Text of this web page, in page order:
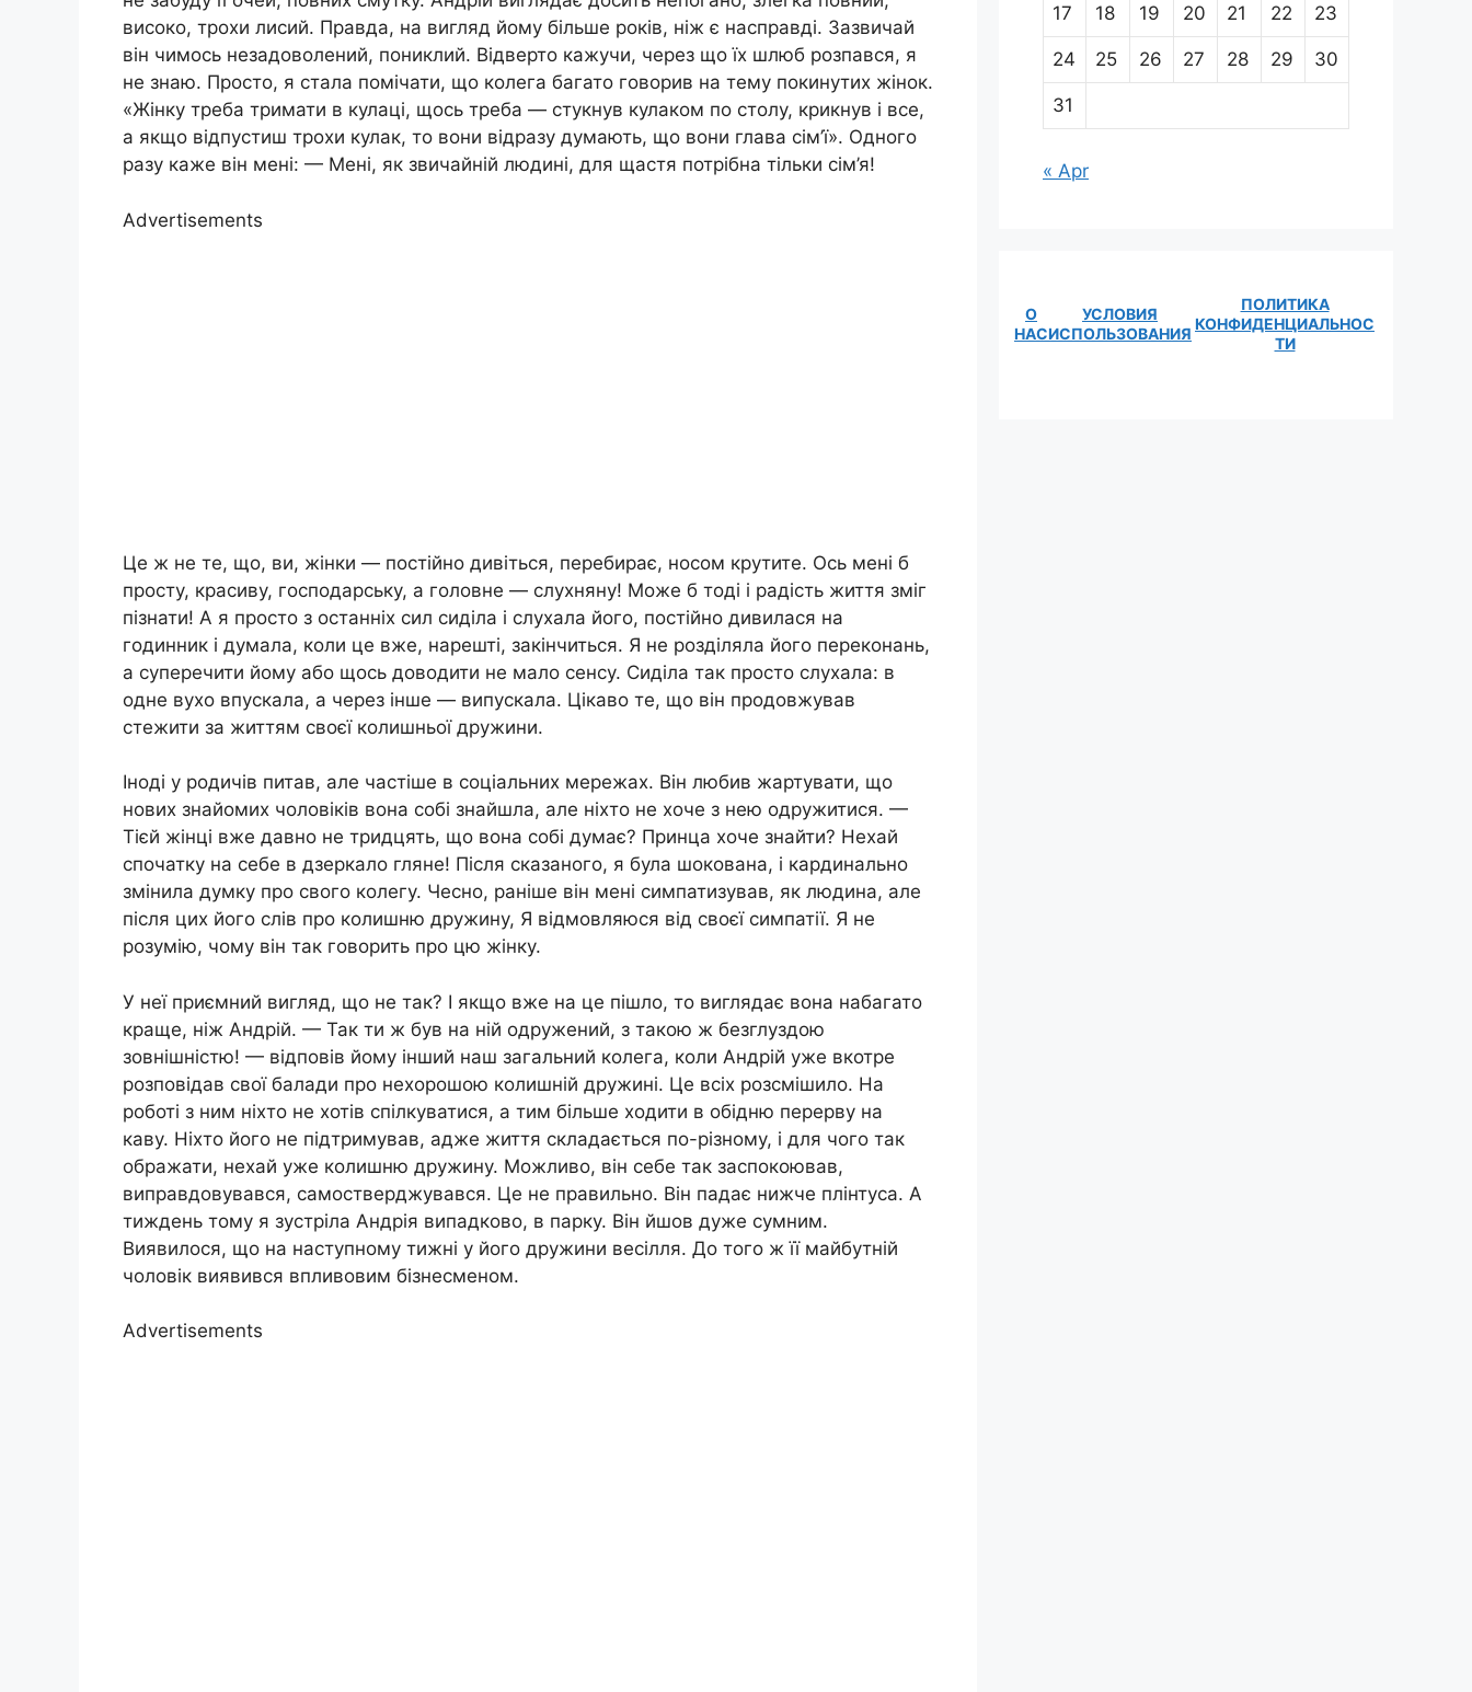
високо, трохи лисий. Правда, на вигляд йому більше років, ніж є насправді. Зазвичай
він чимось незадоволений, пониклий. Відверто кажучи, через що їх шлюб розпався, я
не знаю. Просто, я стала помічати, що колега багато говорив на тему покинутих жінок.
«Жінку треба тримати в кулаці, щось треба — стукнув кулаком по столу, крикнув і все,
а якщо відпустиш трохи кулак, то вони відразу думають, що вони глава сім’ї». Одного
разу каже він мені: — Мені, як звичайній людині, для щастя потрібна тільки сім’я!
Advertisements
Це ж не те, що, ви, жінки — постійно дивіться, перебирає, носом крутите. Ось мені б
просту, красиву, господарську, а головне — слухняну! Може б тоді і радість життя зміг
пізнати! А я просто з останніх сил сиділа і слухала його, постійно дивилася на
годинник і думала, коли це вже, нарешті, закінчиться. Я не розділяла його переконань,
а суперечити йому або щось доводити не мало сенсу. Сиділа так просто слухала: в
одне вухо впускала, а через інше — випускала. Цікаво те, що він продовжував
стежити за життям своєї колишньої дружини.
Іноді у родичів питав, але частіше в соціальних мережах. Він любив жартувати, що
нових знайомих чоловіків вона собі знайшла, але ніхто не хоче з нею одружитися. —
Тієй жінці вже давно не тридцять, що вона собі думає? Принца хоче знайти? Нехай
спочатку на себе в дзеркало гляне! Після сказаного, я була шокована, і кардинально
змінила думку про свого колегу. Чесно, раніше він мені симпатизував, як людина, але
після цих його слів про колишню дружину, Я відмовляюся від своєї симпатії. Я не
розумію, чому він так говорить про цю жінку.
У неї приємний вигляд, що не так? І якщо вже на це пішло, то виглядає вона набагато
краще, ніж Андрій. — Так ти ж був на ній одружений, з такою ж безглуздою
зовнішністю! — відповів йому інший наш загальний колега, коли Андрій уже вкотре
розповідав свої балади про нехорошою колишній дружині. Це всіх розсмішило. На
роботі з ним ніхто не хотів спілкуватися, а тим більше ходити в обідню перерву на
каву. Ніхто його не підтримував, адже життя складається по-різному, і для чого так
ображати, нехай уже колишню дружину. Можливо, він себе так заспокоював,
виправдовувався, самостверджувався. Це не правильно. Він падає нижче плінтуса. А
тиждень тому я зустріла Андрія випадково, в парку. Він йшов дуже сумним.
Виявилося, що на наступному тижні у його дружини весілля. До того ж її майбутній
чоловік виявився впливовим бізнесменом.
Advertisements
17 18 19 20 21 22 23
24 25 26 27 28 29 30
31
« Apr
О
НАС
УСЛОВИЯ
ИСПОЛЬЗОВАНИЯ
ПОЛИТИКА
КОНФИДЕНЦИАЛЬНОС
ТИ